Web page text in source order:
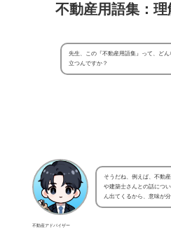
不動産用語集：
先生、この『不動産用語集』って、どん
立つんですか？
不動産アドバイザー
そうだね、例えば、不動
や建築士さんとの話につ
ん出てくるから、意味が